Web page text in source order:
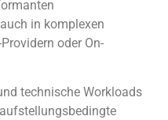
in komplexen
oder On-
technische Workloads